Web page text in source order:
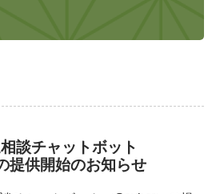
談チャットボット
提供開始のお知らせ